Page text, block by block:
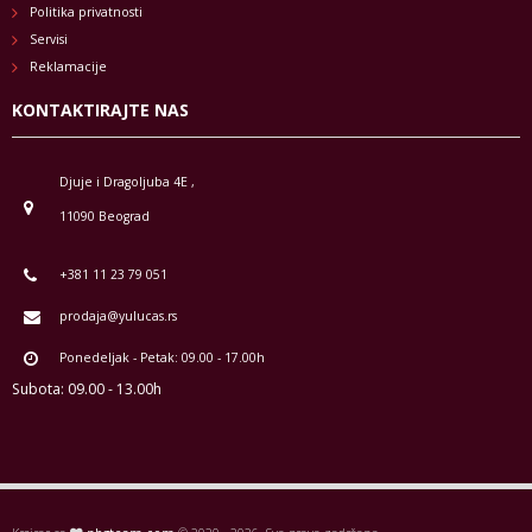
Politika privatnosti
Servisi
Reklamacije
KONTAKTIRAJTE NAS
Djuje i Dragoljuba 4E ,
11090 Beograd
+381 11 23 79 051
prodaja@yulucas.rs
Ponedeljak - Petak: 09.00 - 17.00h
Subota: 09.00 - 13.00h